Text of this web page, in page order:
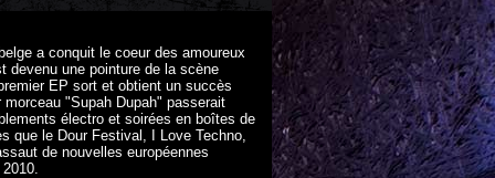
a conquit le coeur des amoureux
devenu une pointure de la scène
EP sort et obtient un succès
"Supah Dupah" passerait
électro et soirées en boîtes de
que le Dour Festival, I Love Techno,
de nouvelles européennes